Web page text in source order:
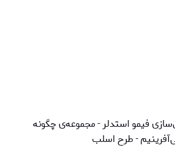
فیمو استدلر - مجموعه‌ی چگونه
- طرح اسلب